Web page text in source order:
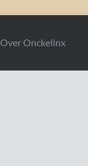
Over Onckelinx